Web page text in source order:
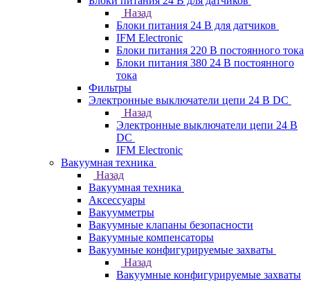
Назад
Блоки питания 24 В для датчиков
IFM Electronic
Блоки питания 220 В постоянного тока
Блоки питания 380 24 В постоянного
тока
Фильтры
Электронные выключатели цепи 24 В DC
Назад
Электронные выключатели цепи 24 В
DC
IFM Electronic
Вакуумная техника
Назад
Вакуумная техника
Аксессуары
Вакуумметры
Вакуумные клапаны безопасности
Вакуумные компенсаторы
Вакуумные конфигурируемые захваты
Назад
Вакуумные конфигурируемые захваты